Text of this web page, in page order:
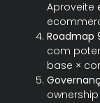
Aproveite
Roadmap
com
base ×